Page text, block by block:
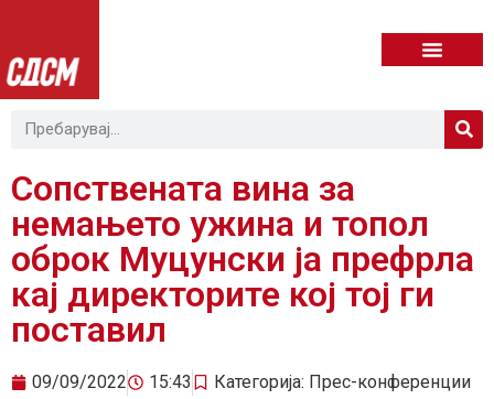
Сопствената вина за
немањето ужина и топол
оброк Муцунски ја префрла
кај директорите кој тој ги
поставил
09/09/2022 15:43 Категорија: Прес-конференции